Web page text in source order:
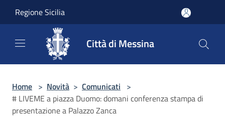
Regione Sicilia
Città di Messina
Home > Novità > Comunicati >
# LIVEME a piazza Duomo: domani conferenza stampa di
presentazione a Palazzo Zanca